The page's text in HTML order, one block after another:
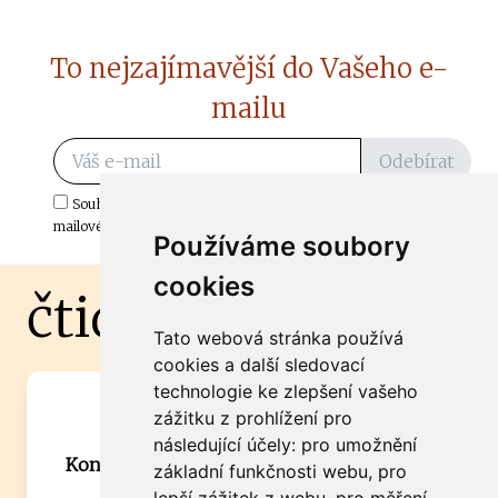
Používáme soubory
cookies
Tato webová stránka používá
cookies a další sledovací
technologie ke zlepšení vašeho
zážitku z prohlížení pro
následující účely: pro umožnění
základní funkčnosti webu, pro
To nejzajímavější do Vašeho e-
mailu
Odebírat
Souhlasím s odběrem důležitých zpráv ze ČtiDoma.cz do mé e-
mailové schránky.
čtidoma.cz
Máte zajímavou informaci? Chcete
spolupracovat?
Kontaktujte šéfredaktora Martina Chalupu:
chalupa@ctidoma.cz